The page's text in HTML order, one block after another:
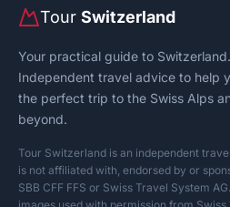
Tour Switzerland
Your practical guide to Switzerland.
Independent travel advice to help
the perfect trip to the Swiss Alps
beyond.
Tour Switzerland is an independent
is not affiliated with, endorsed by or
SBB CFF FFS or Swiss Travel System